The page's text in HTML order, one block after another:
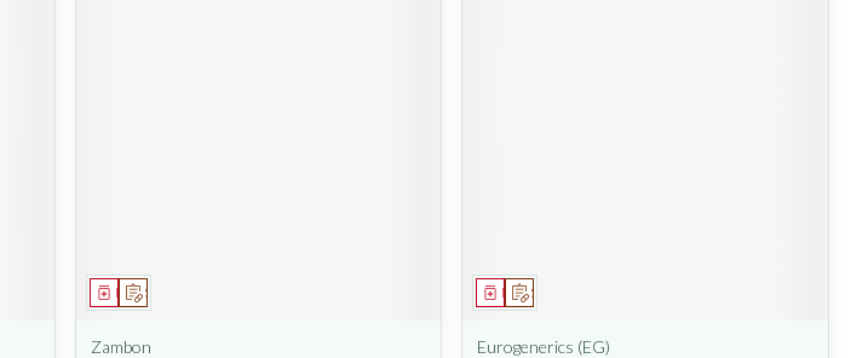
Sur prescription
Médicament
Zambon
Sur prescription
Médicament
Eurogenerics (EG)